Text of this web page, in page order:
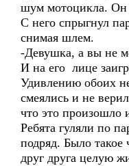
шум мотоцикла. Он
С него спрыгнул
снимая шлем.
-Девушка, а вы не
И на его лице
Удивлению обоих
смеялись и не
что это произошло
Ребята гуляли по
подряд. Было такое
друг друга целую